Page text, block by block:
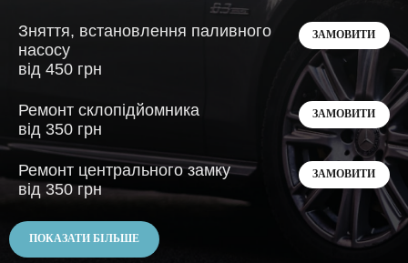
Зняття, встановлення паливного
насосу
від 450 грн
ЗАМОВИТИ
Ремонт склопідйомника
від 350 грн
ЗАМОВИТИ
Ремонт центрального замку
від 350 грн
ЗАМОВИТИ
ПОКАЗАТИ БІЛЬШЕ